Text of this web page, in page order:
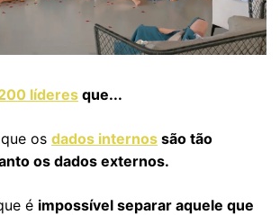
líderes que...
os dados internos são tão
os dados externos.
é impossível separar aquele que